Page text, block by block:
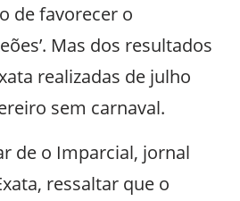
de favorecer o
Mas dos resultados
realizadas de julho
sem carnaval.
de o Imparcial, jornal
ressaltar que o